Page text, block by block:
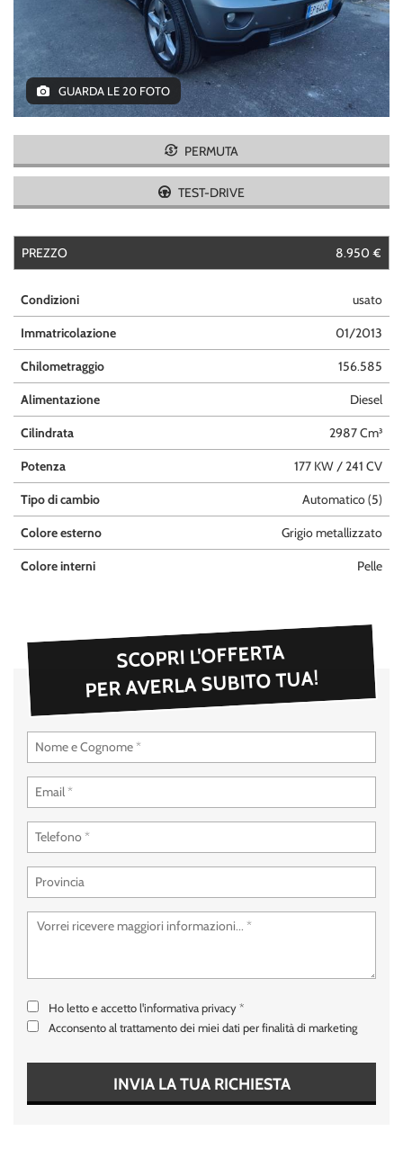
GUARDA LE 20 FOTO
PERMUTA
TEST-DRIVE
PREZZO 8.950 €
Condizioni usato
Immatricolazione 01/2013
Chilometraggio 156.585
Alimentazione Diesel
Cilindrata 2987 Cm³
Potenza 177 KW / 241 CV
Tipo di cambio Automatico (5)
Colore esterno Grigio metallizzato
Colore interni Pelle
SCOPRI L'OFFERTA
PER AVERLA SUBITO TUA!
Ho letto e accettol'informativa privacy*
Acconsento al trattamento dei miei dati per finalità di marketing
INVIA LA TUA RICHIESTA
per
offrire
le
funzionalità
e
le
di
descritte.
Per
maggiori
informazioni
sull'utilità
e
sul
funzionamento
di
questi
strumenti
tracciamento
si
rimanda
alla
cookie
policy.
modificare
le
tue
scelte
in
momento.
Cookie necessari
Cookie delle preferenze
Cookie per il miglioramento dell'esperienza utente
Cookie analitici